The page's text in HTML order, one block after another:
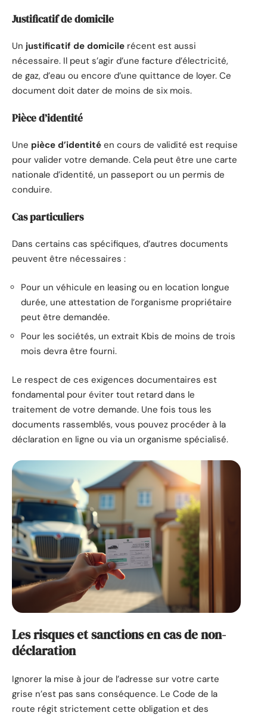
Justificatif de domicile
Un justificatif de domicile récent est aussi
nécessaire. Il peut s’agir d’une facture d’électricité,
de gaz, d’eau ou encore d’une quittance de loyer. Ce
document doit dater de moins de six mois.
Pièce d’identité
Une pièce d’identité en cours de validité est requise
pour valider votre demande. Cela peut être une carte
nationale d’identité, un passeport ou un permis de
conduire.
Cas particuliers
Dans certains cas spécifiques, d’autres documents
peuvent être nécessaires :
Pour un véhicule en leasing ou en location longue
durée, une attestation de l’organisme propriétaire
peut être demandée.
Pour les sociétés, un extrait Kbis de moins de trois
mois devra être fourni.
Le respect de ces exigences documentaires est
fondamental pour éviter tout retard dans le
traitement de votre demande. Une fois tous les
documents rassemblés, vous pouvez procéder à la
déclaration en ligne ou via un organisme spécialisé.
Les risques et sanctions en cas de non-
déclaration
Ignorer la mise à jour de l’adresse sur votre carte
grise n’est pas sans conséquence. Le Code de la
route régit strictement cette obligation et des